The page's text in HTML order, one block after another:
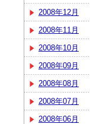
2008年12月
2008年11月
2008年10月
2008年09月
2008年08月
2008年07月
2008年06月